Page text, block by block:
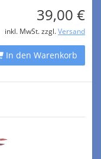
39,00 €
inkl. MwSt. zzgl. Versand
In den Warenkorb